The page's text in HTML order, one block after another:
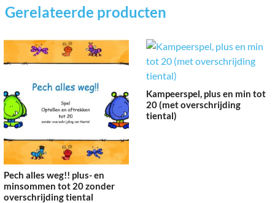
Gerelateerde producten
Pech alles weg!! plus- en
minsommen tot 20 zonder
overschrijding tiental
Kampeerspel, plus en min tot
20 (met overschrijding
tiental)